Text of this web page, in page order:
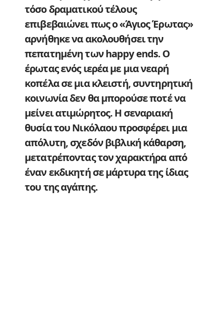
τόσο δραματικού τέλους
επιβεβαιώνει πως ο «Άγιος Έρωτας»
αρνήθηκε να ακολουθήσει την
πεπατημένη των happy ends. Ο
έρωτας ενός ιερέα με μια νεαρή
κοπέλα σε μια κλειστή, συντηρητική
κοινωνία δεν θα μπορούσε ποτέ να
μείνει ατιμώρητος. Η σεναριακή
θυσία του Νικόλαου προσφέρει μια
απόλυτη, σχεδόν βιβλική κάθαρση,
μετατρέποντας τον χαρακτήρα από
έναν εκδικητή σε μάρτυρα της ίδιας
του της αγάπης.